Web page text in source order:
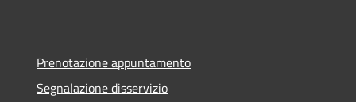
Prenotazione appuntamento
Segnalazione disservizio